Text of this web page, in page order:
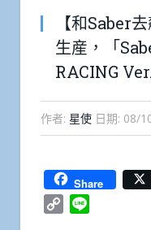
【和Saber
生産，「
RACING
作者: 星使 日期: 08/
Share
Copy